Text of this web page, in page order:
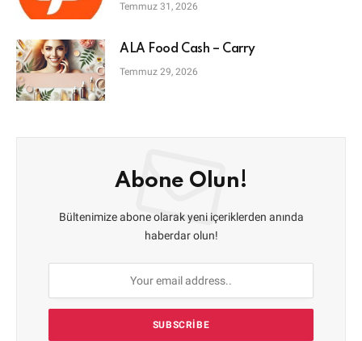
Temmuz 31, 2026
ALA Food Cash – Carry
Temmuz 29, 2026
Abone Olun!
Bültenimize abone olarak yeni içeriklerden anında
haberdar olun!